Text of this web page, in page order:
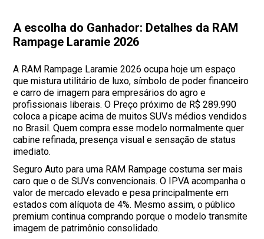
A escolha do Ganhador: Detalhes da RAM
Rampage Laramie 2026
A RAM Rampage Laramie 2026 ocupa hoje um espaço
que mistura utilitário de luxo, símbolo de poder financeiro
e carro de imagem para empresários do agro e
profissionais liberais. O Preço próximo de R$ 289.990
coloca a picape acima de muitos SUVs médios vendidos
no Brasil. Quem compra esse modelo normalmente quer
cabine refinada, presença visual e sensação de status
imediato.
Seguro Auto para uma RAM Rampage costuma ser mais
caro que o de SUVs convencionais. O IPVA acompanha o
valor de mercado elevado e pesa principalmente em
estados com alíquota de 4%. Mesmo assim, o público
premium continua comprando porque o modelo transmite
imagem de patrimônio consolidado.